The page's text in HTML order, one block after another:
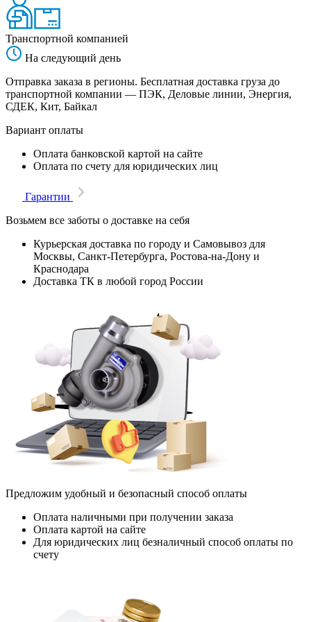
Транспортной компанией
На следующий день
Отправка заказа в регионы. Бесплатная доставка груза до
транспортной компании — ПЭК, Деловые линии, Энергия,
СДЕК, Кит, Байкал
Вариант оплаты
Оплата банковской картой на сайте
Оплата по счету для юридических лиц
Гарантии
Возьмем все заботы о доставке на себя
Курьерская доставка по городу и Самовывоз для
Москвы, Санкт-Петербурга, Ростова-на-Дону и
Краснодара
Доставка ТК в любой город России
Предложим удобный и безопасный способ оплаты
Оплата наличными при получении заказа
Оплата картой на сайте
Для юридических лиц безналичный способ оплаты по
счету